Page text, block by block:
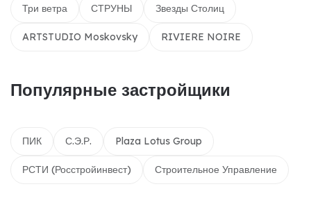
Три ветра СТРУНЫ Звезды Столиц
ARTSTUDIO Moskovsky RIVIERE NOIRE
Популярные застройщики
ПИК С.Э.Р. Plaza Lotus Group
РСТИ (Росстройинвест) Строительное Управление